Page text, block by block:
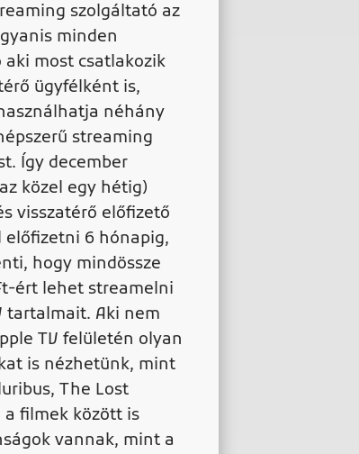
szolgáltató az
minden
aki most csatlakozik
ügyfélként is,
néhány
streaming
Így december
közel egy hétig)
visszatérő előfizető
előfizetni 6 hónapig,
hogy mindössze
ért lehet streamelni
tartalmait. Aki nem
TV felületén olyan
is nézhetünk, mint
The Lost
a filmek között is
vannak, mint a